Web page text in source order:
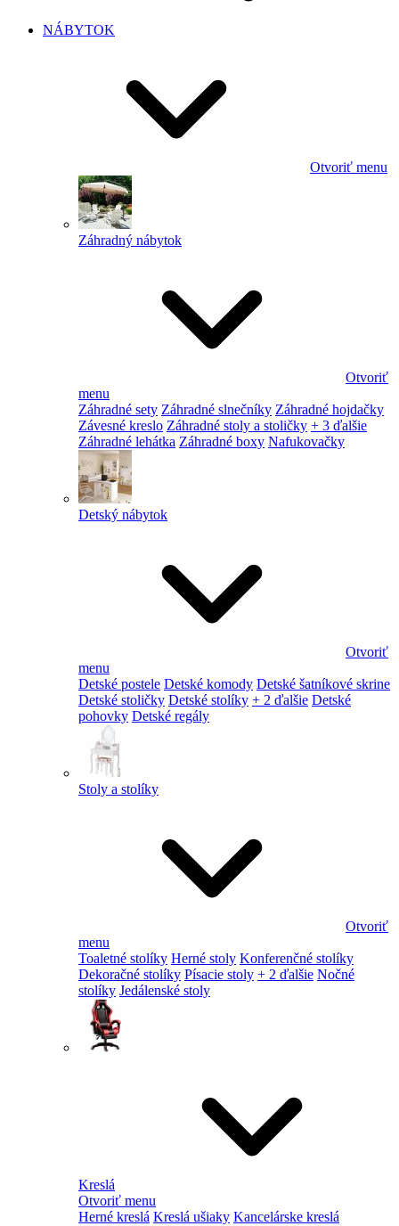
NÁBYTOK
Otvoriť menu
Záhradný nábytok
Otvoriť
menu
Záhradné sety Záhradné slnečníky Záhradné hojdačky
Závesné kreslo Záhradné stoly a stoličky + 3 ďalšie
Záhradné lehátka Záhradné boxy Nafukovačky
Detský nábytok
Otvoriť
menu
Detské postele Detské komody Detské šatníkové skrine
Detské stoličky Detské stolíky + 2 ďalšie Detské
pohovky Detské regály
Stoly a stolíky
Otvoriť
menu
Toaletné stolíky Herné stoly Konferenčné stolíky
Dekoračné stolíky Písacie stoly + 2 ďalšie Nočné
stolíky Jedálenské stoly
Kreslá
Otvoriť menu
Herné kreslá Kreslá ušiaky Kancelárske kreslá